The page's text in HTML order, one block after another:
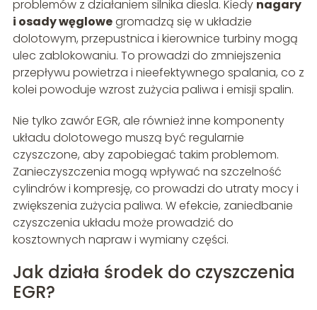
problemów z działaniem silnika diesla. Kiedy nagary
i osady węglowegromadzą się w układzie
dolotowym, przepustnica i kierownice turbiny mogą
ulec zablokowaniu. To prowadzi do zmniejszenia
przepływu powietrza i nieefektywnego spalania, co z
kolei powoduje wzrost zużycia paliwa i emisji spalin.
Nie tylko zawór EGR, ale również inne komponenty
układu dolotowego muszą być regularnie
czyszczone, aby zapobiegać takim problemom.
Zanieczyszczenia mogą wpływać na szczelność
cylindrów i kompresję, co prowadzi do utraty mocy i
zwiększenia zużycia paliwa. W efekcie, zaniedbanie
czyszczenia układu może prowadzić do
kosztownych napraw i wymiany części.
Jak działa środek do czyszczenia
EGR?